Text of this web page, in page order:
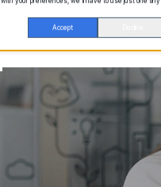
Accept HOME